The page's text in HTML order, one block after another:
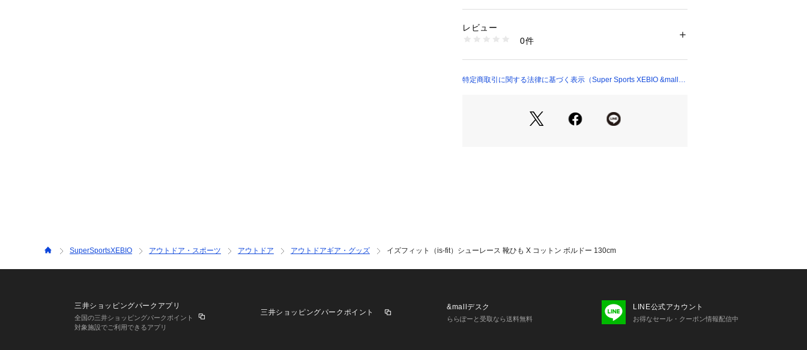
※ブラウザやお使いのモニター環境により、掲載画像と
実際の商品の色味が若干異なる場合があります。
了承ください。イズフィット is-fit スーパースポーツゼ
1540000448577
レビュー
0件
特定商取引に関する法律に基づく表示（Super Sports XEBIO &mall
SuperSportsXEBIO アウトドア・スポーツ アウトドア アウトドアギア・グッズ イズフィット（is-fit）シューレース 靴ひも X コットン ボルドー 130cm
三井ショッピングパークアプリ
全国の三井ショッピングパークポイント
対象施設でご利用できるアプリ
三井ショッピングパークポイント
&mallデスク
ららぽーと受取なら送料無料
LINE公式アカウント
お得なセール・クーポン情報配信中